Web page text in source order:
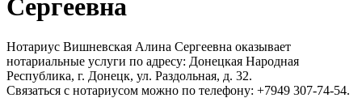
Сергеевна
Нотариус Вишневская Алина Сергеевна оказывает
нотариальные услуги по адресу: Донецкая Народная
Республика, г. Донецк, ул. Раздольная, д. 32.
Связаться с нотариусом можно по телефону: +7949 307-74-54.